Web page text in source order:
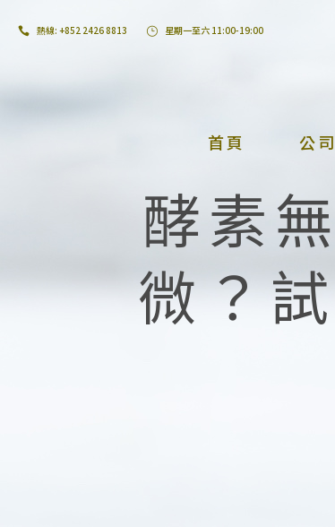
熱線: +852 2426 8813 星期一至六 11:00-19:00
首頁 公
酵素
微？